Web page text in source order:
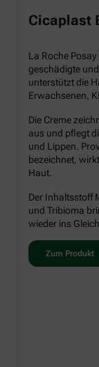
Cicaplast
La Roche
geschädigte
unterstützt die
Erwachsenen,
Die Creme
aus und pflegt
und Lippen.
bezeichnet,
Haut.
Der Inhaltsstoff
und Tribioma
wieder ins
Zum Produkt